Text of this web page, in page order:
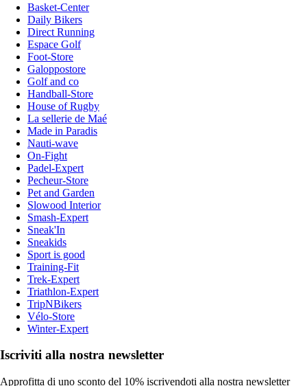
Basket-Center
Daily Bikers
Direct Running
Espace Golf
Foot-Store
Galoppostore
Golf and co
Handball-Store
House of Rugby
La sellerie de Maé
Made in Paradis
Nauti-wave
On-Fight
Padel-Expert
Pecheur-Store
Pet and Garden
Slowood Interior
Smash-Expert
Sneak'In
Sneakids
Sport is good
Training-Fit
Trek-Expert
Triathlon-Expert
TripNBikers
Vélo-Store
Winter-Expert
Iscriviti alla nostra newsletter
Approfitta di uno sconto del 10% iscrivendoti alla nostra newsletter